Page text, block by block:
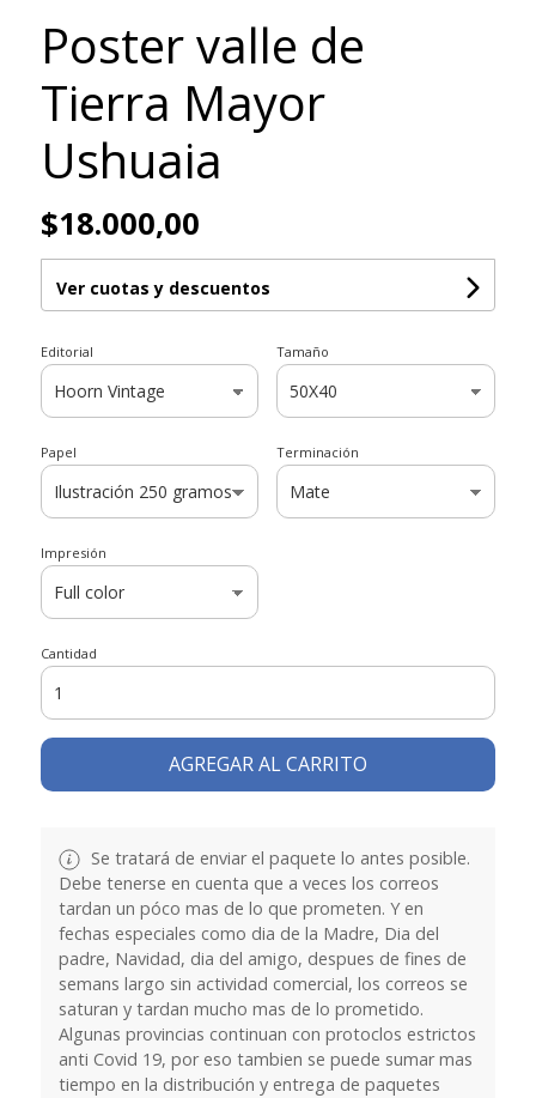
Poster valle de
Tierra Mayor
Ushuaia
$18.000,00
Ver cuotas y descuentos
Editorial Tamaño
Papel Terminación
Impresión
Cantidad
AGREGAR AL CARRITO
Se tratará de enviar el paquete lo antes posible.
Debe tenerse en cuenta que a veces los correos
tardan un póco mas de lo que prometen. Y en
fechas especiales como dia de la Madre, Dia del
padre, Navidad, dia del amigo, despues de fines de
semans largo sin actividad comercial, los correos se
saturan y tardan mucho mas de lo prometido.
Algunas provincias continuan con protoclos estrictos
anti Covid 19, por eso tambien se puede sumar mas
tiempo en la distribución y entrega de paquetes